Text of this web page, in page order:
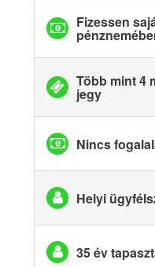
Fizessen
Több mint 4
jegy
Nincs
Helyi
35 év